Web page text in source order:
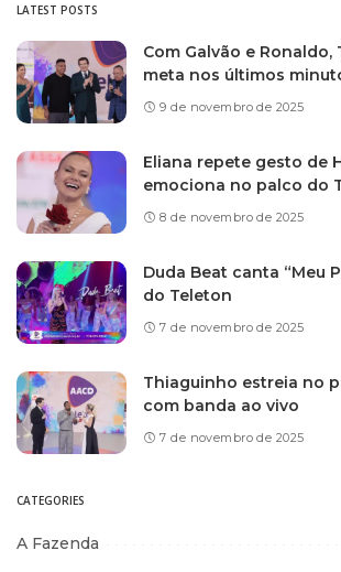
LATEST POSTS
Com Galvão e
meta nos últimos
9 de novembro de 2025
Eliana repete gesto de
emociona no palco do
8 de novembro de 2025
Duda Beat canta “Meu
do Teleton
7 de novembro de 2025
Thiaguinho estreia no
com banda ao vivo
7 de novembro de 2025
CATEGORIES
A Fazenda